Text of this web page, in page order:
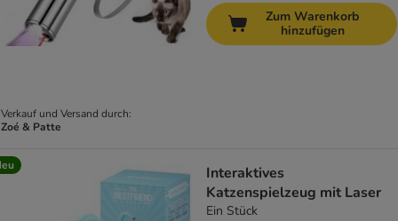
Verkauf und Versand durch:
Zoé & Patte
Zum Warenkorb
hinzufügen
Interaktives
Katzenspielzeug mit Laser
Ein Stück